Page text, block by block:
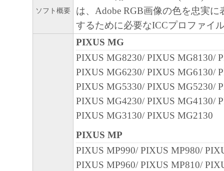
一部を、直接または間接に輸出しては
ソフト概要
は、Adobe RGB画像の色を忠実に
するために必要なICCプロファイ
PIXUS MG
PIXUS MG8230/ PIXUS MG8130/
PIXUS MG6230/ PIXUS MG6130/
PIXUS MG5330/ PIXUS MG5230/
PIXUS MG4230/ PIXUS MG4130/
PIXUS MG3130/ PIXUS MG2130
PIXUS MP
PIXUS MP990/ PIXUS MP980/
PIXUS MP960/ PIXUS MP810/